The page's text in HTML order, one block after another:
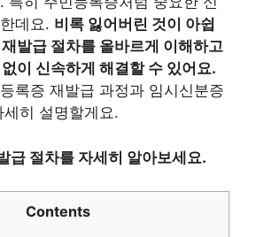
데요. 비록 잃어버린 것이 아쉽
발급 절차를 올바르게 이해하고
이 신속하게 해결할 수 있어요.
록증 재발급 과정과 임시신분증
히 설명할게요.
급 절차를 자세히 알아보세요.
Contents